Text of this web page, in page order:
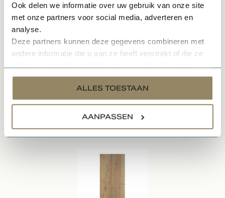
Ook delen we informatie over uw gebruik van onze site
met onze partners voor social media, adverteren en
analyse.
Deze partners kunnen deze gegevens combineren met
andere informatie die u aan ze heeft verstrekt of die ze
services.
ALLES TOESTAAN
AANPASSEN
Het aantal benodigde scharnieren hangt af van de
deurmaat en het gewicht van de deur.
Wij adviseren het volgende:
-Deuren 231,5 : 4 scharnieren.
Gerelateerde producten